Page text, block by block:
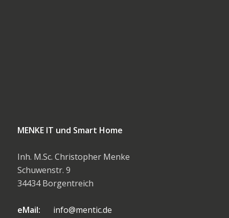
MENKE IT und Smart Home
Inh. M.Sc. Christopher Menke
Schuwenstr. 9
34434 Borgentreich
eMail:
info@mentic.de